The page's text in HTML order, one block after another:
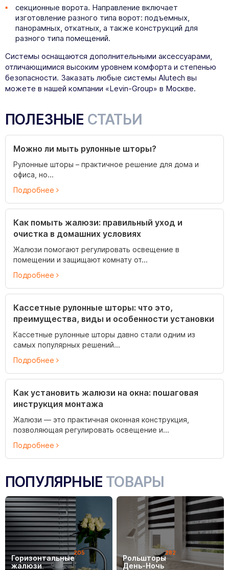
секционные ворота. Направление включает
изготовление разного типа ворот: подъемных,
панорамных, откатных, а также конструкций для
разного типа помещений.
Системы оснащаются дополнительными аксессуарами,
отличающимися высоким уровнем комфорта и степенью
безопасности. Заказать любые системы Alutech вы
можете в нашей компании «Levin-Group» в Москве.
ПОЛЕЗНЫЕ СТАТЬИ
Можно ли мыть рулонные шторы?
Рулонные шторы – практичное решение для дома и
офиса, но...
Подробнее
Как помыть жалюзи: правильный уход и
очистка в домашних условиях
Жалюзи помогают регулировать освещение в
помещении и защищают комнату от...
Подробнее
Кассетные рулонные шторы: что это,
преимущества, виды и особенности установки
Кассетные рулонные шторы давно стали одним из
самых популярных решений...
Подробнее
Как установить жалюзи на окна: пошаговая
инструкция монтажа
Жалюзи — это практичная оконная конструкция,
позволяющая регулировать освещение и...
Подробнее
ПОПУЛЯРНЫЕ ТОВАРЫ
Горизонтальные
жалюзи
205
Рольшторы
День-Ночь
282